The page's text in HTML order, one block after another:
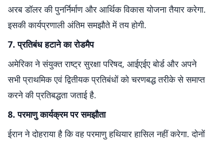
अरब डॉलर की पुनर्निर्माण और आर्थिक विकास योजना तैयार करेगा.
इसकी कार्यप्रणाली अंतिम समझौते में तय होगी.
7. प्रतिबंध हटाने का रोडमैप
अमेरिका ने संयुक्त राष्ट्र सुरक्षा परिषद, आईएईए बोर्ड और अपने
सभी प्राथमिक एवं द्वितीयक प्रतिबंधों को चरणबद्ध तरीके से समाप्त
करने की प्रतिबद्धता जताई है.
8. परमाणु कार्यक्रम पर समझौता
ईरान ने दोहराया है कि वह परमाणु हथियार हासिल नहीं करेगा. दोनों